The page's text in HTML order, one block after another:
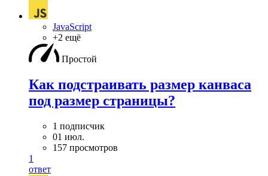
JavaScript
+2 ещё
Простой
Как подстраивать размер канваса
под размер страницы?
1 подписчик
01 июл.
157 просмотров
1
ответ